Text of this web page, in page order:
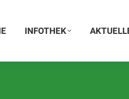
INFOTHEK
INFOTHEK